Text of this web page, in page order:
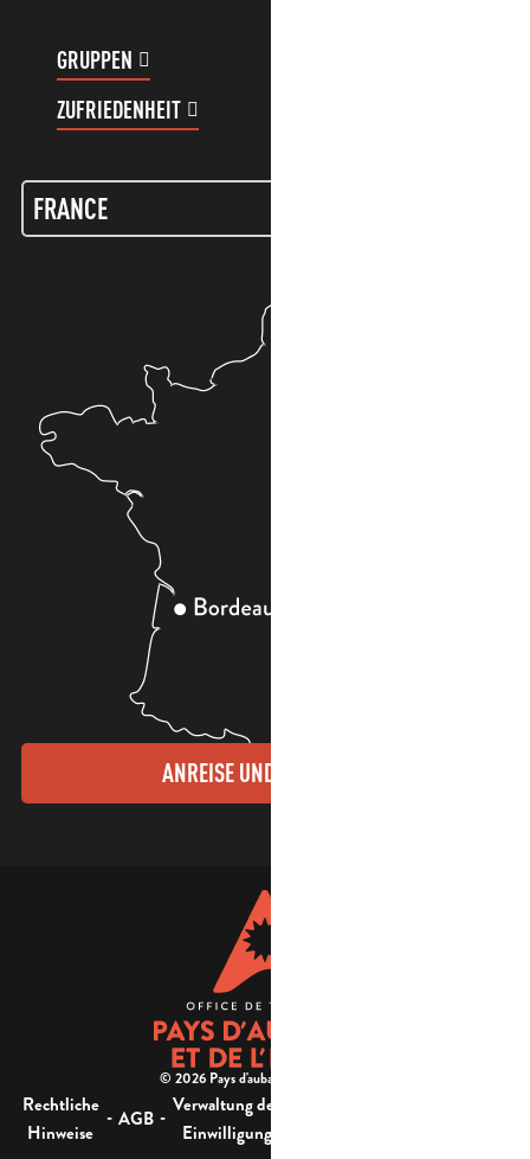
GRUPPEN
ZUFRIEDENHEIT
ANREISE UND KONTAKTE
© 2026 Pays d'aubagne et de l'étoile -
Rechtliche
Hinweise
- AGB - Verwaltung der
Einwilligung